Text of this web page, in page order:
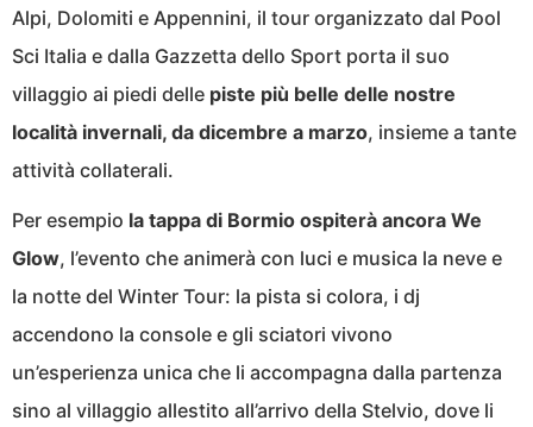
Alpi, Dolomiti e Appennini, il tour organizzato dal Pool
Sci Italia e dalla Gazzetta dello Sport porta il suo
villaggio ai piedi delle piste più belle delle nostre
località invernali, da dicembre a marzo, insieme a tante
attività collaterali.
Per esempio la tappa di Bormio ospiterà ancora We
Glow, l’evento che animerà con luci e musica la neve e
la notte del Winter Tour: la pista si colora, i dj
accendono la console e gli sciatori vivono
un’esperienza unica che li accompagna dalla partenza
sino al villaggio allestito all’arrivo della Stelvio, dove li